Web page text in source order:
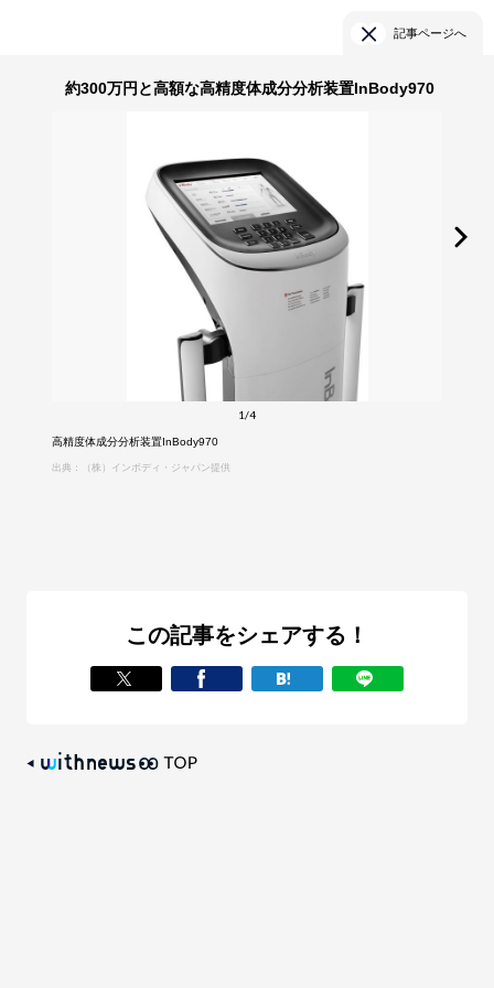
記事ページへ
約300万円と高額な高精度体成分分析装置InBody970
1/4
高精度体成分分析装置InBody970
出典：（株）インボディ・ジャパン提供
この記事をシェアする！